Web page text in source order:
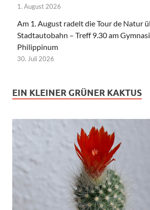
1. August 2026
Am 1. August radelt die Tour de Natur
Stadtautobahn – Treff 9.30 am
Philippinum
30. Juli 2026
EIN KLEINER GRÜNER KAKTUS